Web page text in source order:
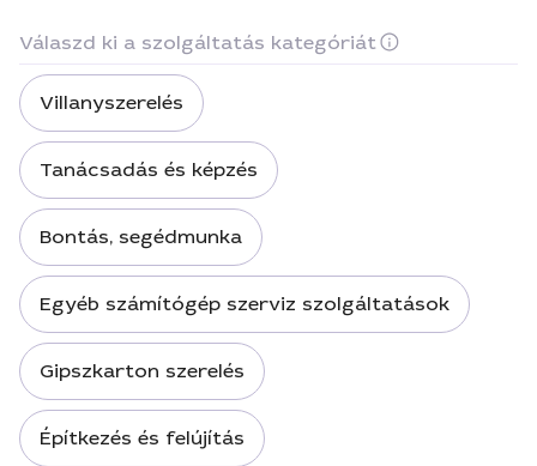
Válaszd ki a szolgáltatás kategóriát
Villanyszerelés
Tanácsadás és képzés
Bontás, segédmunka
Egyéb számítógép szerviz szolgáltatások
Gipszkarton szerelés
Építkezés és felújítás